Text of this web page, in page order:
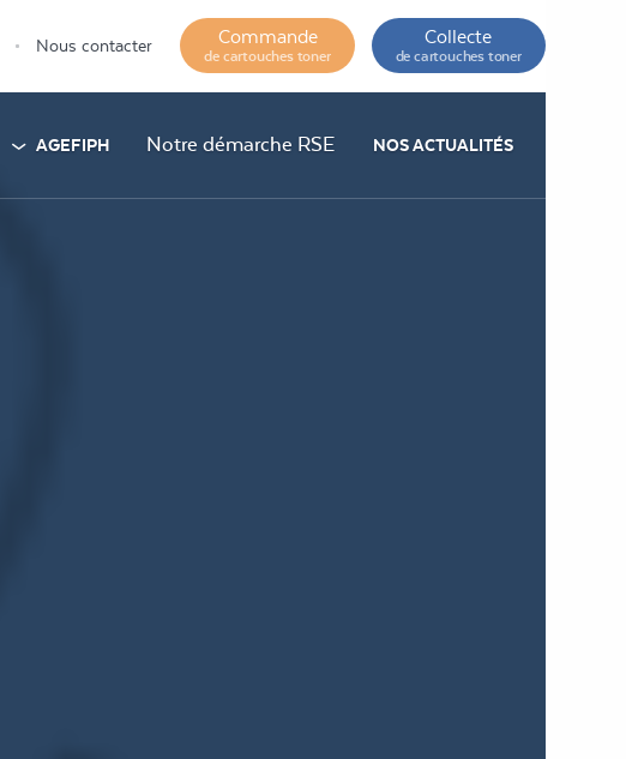
Nous contacter Commande
de cartouches toner
Collecte
de cartouches toner
AGEFIPH Notre démarche RSE NOS ACTUALITÉS